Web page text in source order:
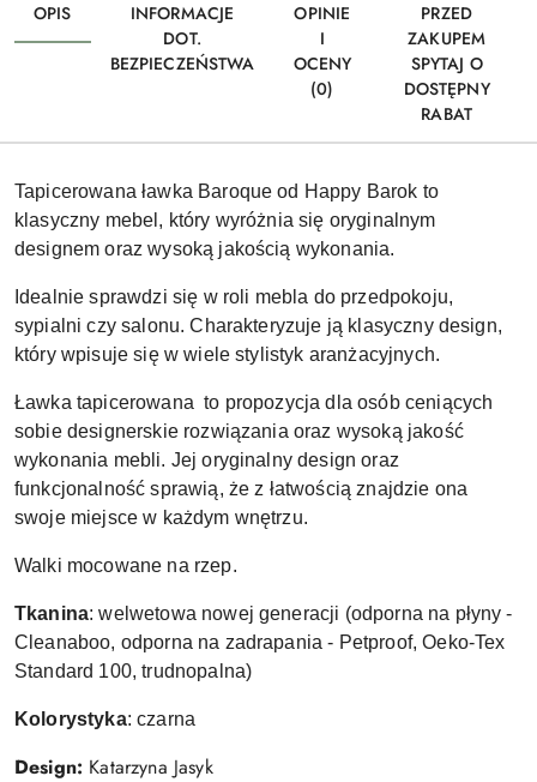
OPIS
INFORMACJE
DOT.
BEZPIECZEŃSTWA
OPINIE
I
OCENY
(0)
PRZED
ZAKUPEM
SPYTAJ O
DOSTĘPNY
RABAT
Tapicerowana ławka Baroque od Happy Barok to
klasyczny mebel, który wyróżnia się oryginalnym
designem oraz wysoką jakością wykonania.
Idealnie sprawdzi się w roli mebla do przedpokoju,
sypialni czy salonu. Charakteryzuje ją klasyczny design,
który wpisuje się w wiele stylistyk aranżacyjnych.
Ławka tapicerowana to propozycja dla osób ceniących
sobie designerskie rozwiązania oraz wysoką jakość
wykonania mebli. Jej oryginalny design oraz
funkcjonalność sprawią, że z łatwością znajdzie ona
swoje miejsce w każdym wnętrzu.
Walki mocowane na rzep.
Tkanina: welwetowa nowej generacji (odporna na płyny -
Cleanaboo, odporna na zadrapania - Petproof, Oeko-Tex
Standard 100, trudnopalna)
Kolorystyka: czarna
Design: Katarzyna Jasyk